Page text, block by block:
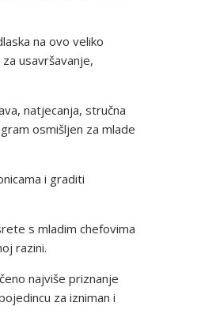
na ovo veliko
usavršavanje,
natjecanja, stručna
osmišljen za mlade
i graditi
s mladim chefovima
razini.
najviše priznanje
za izniman i